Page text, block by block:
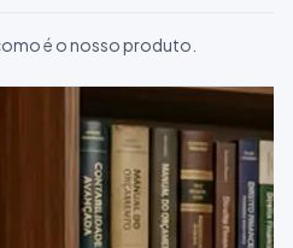
é o nosso produto.